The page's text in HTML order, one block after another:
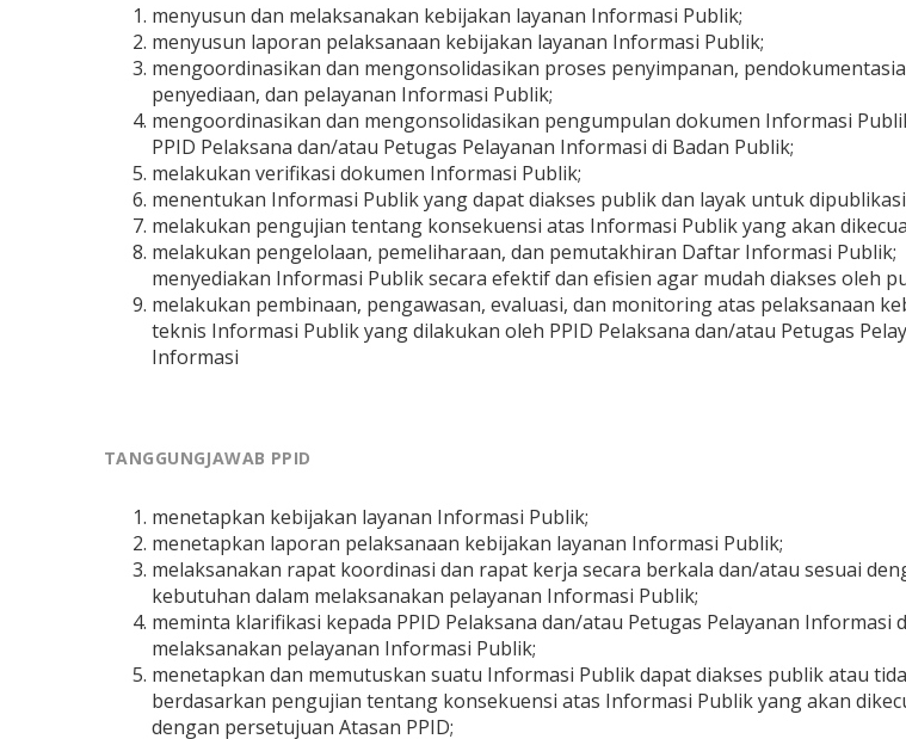
menyusun dan melaksanakan kebijakan layanan Informasi Publik;
menyusun laporan pelaksanaan kebijakan layanan Informasi Publik;
mengoordinasikan dan mengonsolidasikan proses penyimpanan,
penyediaan, dan pelayanan Informasi Publik;
mengoordinasikan dan mengonsolidasikan pengumpulan dokumen Informasi
PPID Pelaksana dan/atau Petugas Pelayanan Informasi di Badan Publik;
melakukan verifikasi dokumen Informasi Publik;
menentukan Informasi Publik yang dapat diakses publik dan layak untuk
melakukan pengujian tentang konsekuensi atas Informasi Publik yang akan
melakukan pengelolaan, pemeliharaan, dan pemutakhiran Daftar Informasi Publik;
menyediakan Informasi Publik secara efektif dan efisien agar mudah diakses oleh
melakukan pembinaan, pengawasan, evaluasi, dan monitoring atas pelaksanaan
teknis Informasi Publik yang dilakukan oleh PPID Pelaksana dan/atau Petugas
Informasi
TANGGUNGJAWAB PPID
menetapkan kebijakan layanan Informasi Publik;
menetapkan laporan pelaksanaan kebijakan layanan Informasi Publik;
melaksanakan rapat koordinasi dan rapat kerja secara berkala dan/atau sesuai
kebutuhan dalam melaksanakan pelayanan Informasi Publik;
meminta klarifikasi kepada PPID Pelaksana dan/atau Petugas Pelayanan Informasi
melaksanakan pelayanan Informasi Publik;
menetapkan dan memutuskan suatu Informasi Publik dapat diakses publik atau
berdasarkan pengujian tentang konsekuensi atas Informasi Publik yang akan
dengan persetujuan Atasan PPID;